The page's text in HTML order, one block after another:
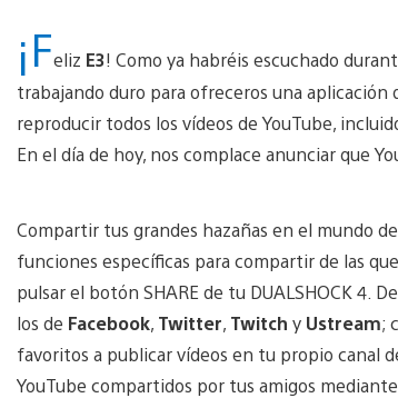
¡Feliz E3! Como ya habréis escuchado
trabajando duro para ofreceros una
reproducir todos los vídeos de YouTube,
En el día de hoy, nos complace anunciar que
Compartir tus grandes hazañas en el mundo
funciones específicas para compartir de las
pulsar el botón SHARE de tu DUALSHOCK 4.
los de Facebook, Twitter, Twitch y Ustream;
favoritos a publicar vídeos en tu propio canal
YouTube compartidos por tus amigos mediante